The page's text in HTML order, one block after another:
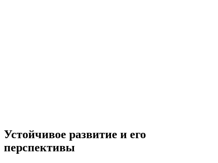
Устойчивое развитие и его
перспективы